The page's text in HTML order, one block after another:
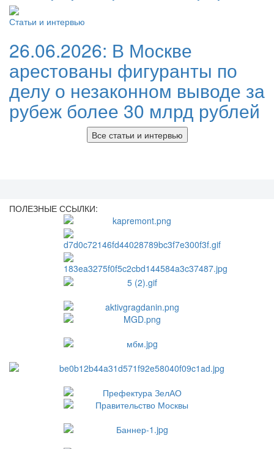
Статьи и интервью
26.06.2026: В Москве
арестованы фигуранты по
делу о незаконном выводе за
рубеж более 30 млрд рублей
Все статьи и интервью
ПОЛЕЗНЫЕ ССЫЛКИ: